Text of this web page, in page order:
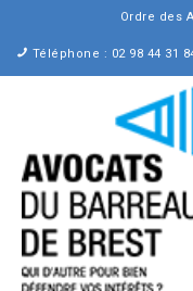
Ordre des
Téléphone : 02 98 44 31